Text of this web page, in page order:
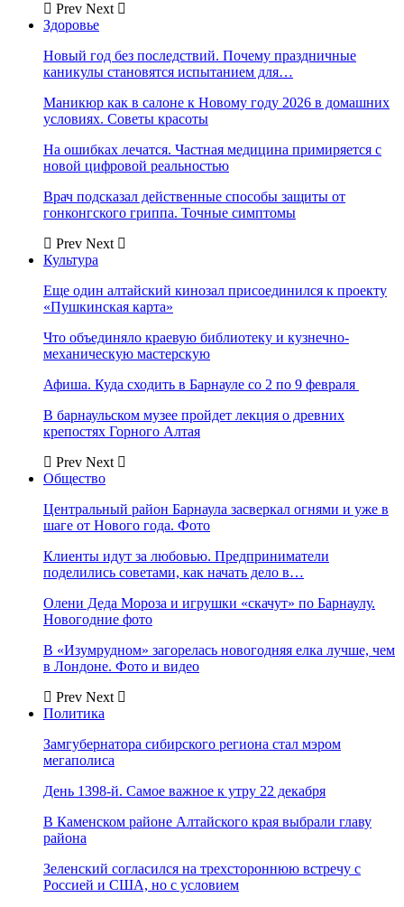
Prev Next
Здоровье
Новый год без последствий. Почему праздничные
каникулы становятся испытанием для…
Маникюр как в салоне к Новому году 2026 в домашних
условиях. Советы красоты
На ошибках лечатся. Частная медицина примиряется с
новой цифровой реальностью
Врач подсказал действенные способы защиты от
гонконгского гриппа. Точные симптомы
Prev Next
Культура
Еще один алтайский кинозал присоединился к проекту
«Пушкинская карта»
Что объединяло краевую библиотеку и кузнечно-
механическую мастерскую
Афиша. Куда сходить в Барнауле со 2 по 9 февраля
В барнаульском музее пройдет лекция о древних
крепостях Горного Алтая
Prev Next
Общество
Центральный район Барнаула засверкал огнями и уже в
шаге от Нового года. Фото
Клиенты идут за любовью. Предприниматели
поделились советами, как начать дело в…
Олени Деда Мороза и игрушки «скачут» по Барнаулу.
Новогодние фото
В «Изумрудном» загорелась новогодняя елка лучше, чем
в Лондоне. Фото и видео
Prev Next
Политика
Замгубернатора сибирского региона стал мэром
мегаполиса
День 1398-й. Самое важное к утру 22 декабря
В Каменском районе Алтайского края выбрали главу
района
Зеленский согласился на трехстороннюю встречу с
Россией и США, но с условием